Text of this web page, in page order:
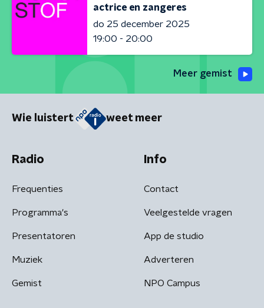
actrice en zangeres
do 25 december 2025
19:00 - 20:00
Meer gemist
Wie luistert weet meer
Radio
Frequenties
Programma's
Presentatoren
Muziek
Gemist
Info
Contact
Veelgestelde vragen
App de studio
Adverteren
NPO Campus